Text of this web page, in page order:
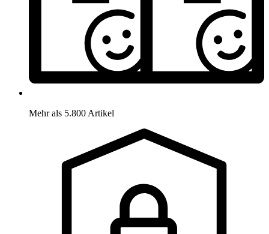
Mehr als 5.800 Artikel